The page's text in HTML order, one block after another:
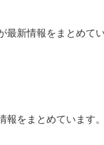
新情報をまとめて
をまとめています